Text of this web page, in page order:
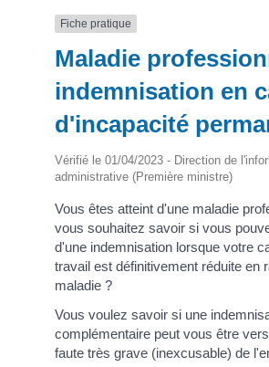
Fiche pratique
Maladie
indemnisation en
d'incapacité
Vérifié le 01/04/2023 - Direction de
administrative (Première ministre)
Vous êtes atteint d'une maladie
vous souhaitez savoir si vous
d'une indemnisation lorsque votre
travail est définitivement réduite en
maladie ?
Vous voulez savoir si une
complémentaire peut vous être
faute très grave (inexcusable) de